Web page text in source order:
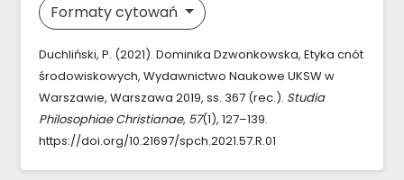
Formaty cytowań
Duchliński, P. (2021). Dominika Dzwonkowska, Etyka cnót
środowiskowych, Wydawnictwo Naukowe UKSW w
Warszawie, Warszawa 2019, ss. 367 (rec.). Studia
Philosophiae Christianae, 57(1), 127–139.
https://doi.org/10.21697/spch.2021.57.R.01